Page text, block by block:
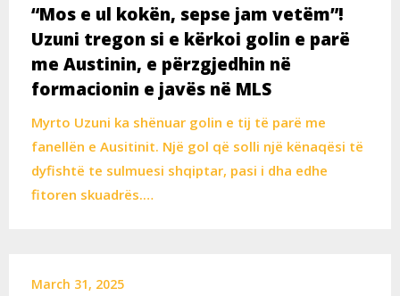
“Mos e ul kokën, sepse jam vetëm”!
Uzuni tregon si e kërkoi golin e parë
me Austinin, e përzgjedhin në
formacionin e javës në MLS
Myrto Uzuni ka shënuar golin e tij të parë me
fanellën e Ausitinit. Një gol që solli një kënaqësi të
dyfishtë te sulmuesi shqiptar, pasi i dha edhe
fitoren skuadrës.…
March 31, 2025